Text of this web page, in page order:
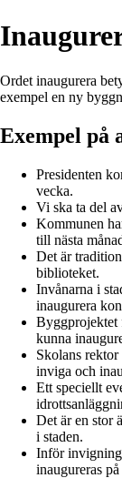
Ordet inaugurera
exempel en ny
Exempel på
Presidenten
vecka.
Vi ska ta del
Kommunen
till nästa
Det är
biblioteket.
Invånarna i
inaugurera
Byggprojektet
kunna
Skolans
inviga och
Ett speciellt
Det är en stor
i staden.
Inför
inaugureras